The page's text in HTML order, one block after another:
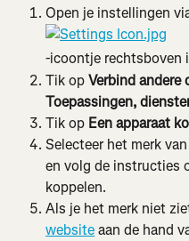
Open je instellingen
-icoontje rechtsboven
Tik op Verbind andere
Toepassingen,
Tik op Een apparaat
Selecteer het merk
en volg de instructies
koppelen.
Als je het merk niet
website aan de hand